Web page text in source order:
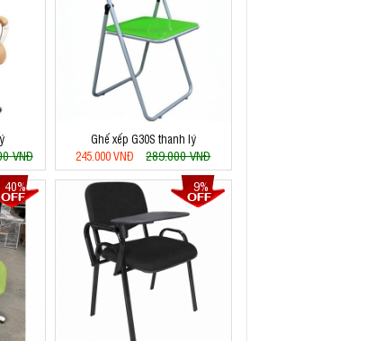
VNĐ
Ghế xếp G30S thanh lý
245.000 VNĐ
289.000 VNĐ
40% 9%